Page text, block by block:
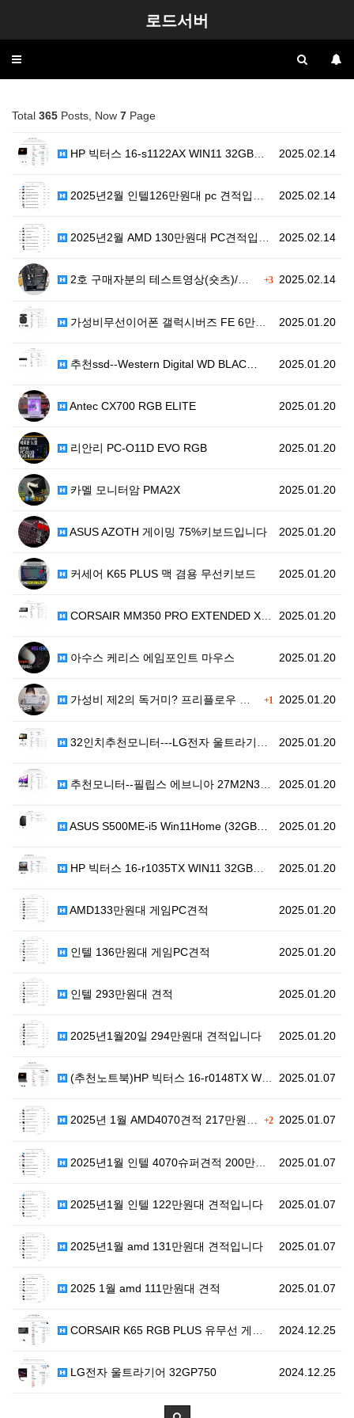
로드서버
Toggle
Total 365 Posts, Now 7 Page
2025.02.14
HP 빅터스 16-s1122AX WIN11 32GB램 …
2025.02.14
2025년2월 인텔126만원대 pc 견적입니다
2025.02.14
2025년2월 AMD 130만원대 PC견적입니다
+32025.02.14
2호 구매자분의 테스트영상(숏츠)/상세주문내역입니다
2025.01.20
가성비무선이어폰 갤럭시버즈 FE 6만원 최저가
2025.01.20
추천ssd--Western Digital WD BLAC…
2025.01.20
Antec CX700 RGB ELITE
2025.01.20
리안리 PC-O11D EVO RGB
2025.01.20
카멜 모니터암 PMA2X
2025.01.20
ASUS AZOTH 게이밍 75%키보드입니다
2025.01.20
커세어 K65 PLUS 맥 겸용 무선키보드
2025.01.20
CORSAIR MM350 PRO EXTENDED XL(…
2025.01.20
아수스 케리스 에임포인트 마우스
+1 2025.01.20
가성비 제2의 독거미? 프리플로우 아콘 AK47키보드 …
2025.01.20
32인치추천모니터---LG전자 울트라기어 32GS75Q
2025.01.20
추천모니터--필립스 에브니아 27M2N3200A 180…
2025.01.20
ASUS S500ME-i5 Win11Home (32GB…
2025.01.20
HP 빅터스 16-r1035TX WIN11 32GB램 …
2025.01.20
AMD133만원대 게임PC견적
2025.01.20
인텔 136만원대 게임PC견적
2025.01.20
인텔 293만원대 견적
2025.01.20
2025년1월20일 294만원대 견적입니다
2025.01.07
(추천노트북)HP 빅터스 16-r0148TX WIN11…
+22025.01.07
2025년 1월 AMD4070견적 217만원대 입니다
2025.01.07
2025년1월 인텔 4070슈퍼견적 200만원대
2025.01.07
2025년1월 인텔 122만원대 견적입니다
2025.01.07
2025년1월 amd 131만원대 견적입니다
2025.01.07
2025 1월 amd 111만원대 견적
2024.12.25
CORSAIR K65 RGB PLUS 유무선 게이밍 기…
2024.12.25
LG전자 울트라기어 32GP750